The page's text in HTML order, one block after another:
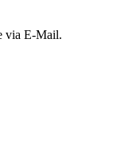
via E-Mail.